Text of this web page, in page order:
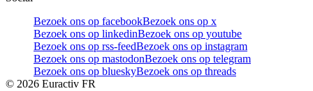
Bezoek ons op facebookBezoek ons op x
Bezoek ons op linkedinBezoek ons op youtube
Bezoek ons op rss-feedBezoek ons op instagram
Bezoek ons op mastodonBezoek ons op telegram
Bezoek ons op blueskyBezoek ons op threads
© 2026 Euractiv FR